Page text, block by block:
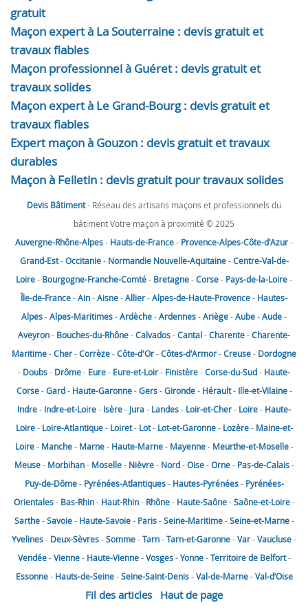
gratuit
Maçon expert à La Souterraine : devis gratuit et
travaux fiables
Maçon professionnel à Guéret : devis gratuit et
travaux solides
Maçon expert à Le Grand-Bourg : devis gratuit et
travaux fiables
Expert maçon à Gouzon : devis gratuit et travaux
durables
Maçon à Felletin : devis gratuit pour travaux solides
Devis Bâtiment- Réseau des artisans maçons et professionnels du
bâtiment Votre maçon à proximité © 2025
Auvergne-Rhône-Alpes- Hauts-de-France- Provence-Alpes-Côte-d'Azur-
Grand-Est-Occitanie- Normandie Nouvelle-Aquitaine-Centre-Val-de-
Loire- Bourgogne-Franche-Comté- Bretagne-Corse- Pays-de-la-Loire-
Île-de-France-Ain-Aisne-Allier-Alpes-de-Haute-Provence- Hautes-
Alpes-Alpes-Maritimes-Ardèche-Ardennes-Ariège-Aube-Aude-
Aveyron- Bouches-du-Rhône-Calvados-Cantal-Charente-Charente-
Maritime-Cher-Corrèze-Côte-d'Or-Côtes-d'Armor-Creuse- Dordogne
- Doubs- Drôme- Eure- Eure-et-Loir- Finistère-Corse-du-Sud- Haute-
Corse-Gard- Haute-Garonne-Gers-Gironde- Hérault- Ille-et-Vilaine-
Indre- Indre-et-Loire- Isère- Jura- Landes- Loir-et-Cher- Loire- Haute-
Loire- Loire-Atlantique- Loiret- Lot- Lot-et-Garonne- Lozère- Maine-et-
Loire- Manche- Marne- Haute-Marne- Mayenne- Meurthe-et-Moselle-
Meuse- Morbihan- Moselle- Nièvre- Nord-Oise-Orne- Pas-de-Calais-
Puy-de-Dôme- Pyrénées-Atlantiques- Hautes-Pyrénées- Pyrénées-
Orientales- Bas-Rhin- Haut-Rhin- Rhône- Haute-Saône-Saône-et-Loire-
Sarthe-Savoie- Haute-Savoie- Paris-Seine-Maritime-Seine-et-Marne-
Yvelines- Deux-Sèvres-Somme-Tarn-Tarn-et-Garonne-Var-Vaucluse-
Vendée-Vienne- Haute-Vienne-Vosges-Yonne-Territoire de Belfort-
Essonne- Hauts-de-Seine-Seine-Saint-Denis-Val-de-Marne-Val-d’Oise
Fil des articles Haut de page